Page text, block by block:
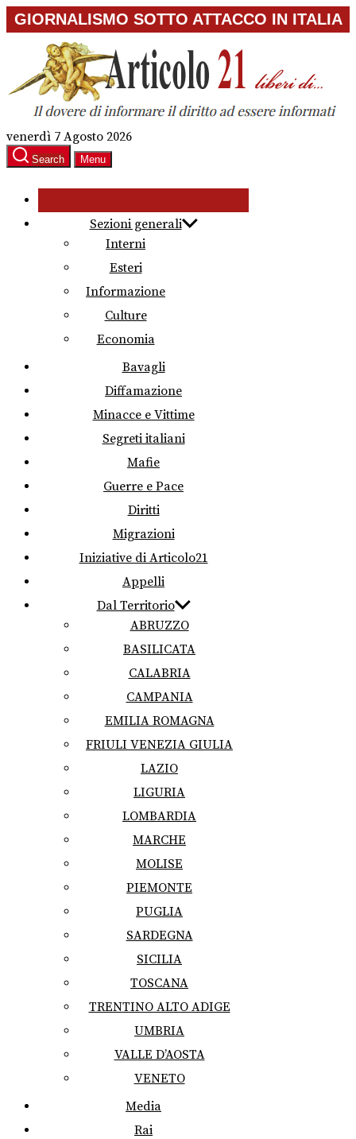
Skip
to
content
GIORNALISMO SOTTO ATTACCO IN ITALIA
venerdì 7 Agosto 2026
Search Menu
Sezioni generali
Interni
Esteri
Informazione
Culture
Economia
Bavagli
Diffamazione
Minacce e Vittime
Segreti italiani
Mafie
Guerre e Pace
Diritti
Migrazioni
Iniziative di Articolo21
Appelli
Dal Territorio
ABRUZZO
BASILICATA
CALABRIA
CAMPANIA
EMILIA ROMAGNA
FRIULI VENEZIA GIULIA
LAZIO
LIGURIA
LOMBARDIA
MARCHE
MOLISE
PIEMONTE
PUGLIA
SARDEGNA
SICILIA
TOSCANA
TRENTINO ALTO ADIGE
UMBRIA
VALLE D’AOSTA
VENETO
Media
Rai